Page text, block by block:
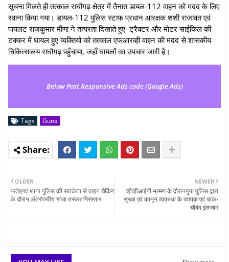
सूचना मिलते ही तत्काल राघौगढ़ क्षेत्र में तैनात डायल-112 वाहन को मदद के लिए
रवाना किया गया। डायल-112 पुलिस स्टाफ प्रधान आरक्षक शशी राजावत एवं
पायलट राजकुमार मीणा ने तत्परता दिखाते हुए ट्रैक्टर और मोटर साईकिल की
टक्कर में घायल हुए व्यक्तियों को तत्काल एफआरव्ही वाहन की मदद से शासकीय
चिकित्सालय राघौगढ़ पहुँचाया, जहाँ घायलों का उपचार जारी है।
Below Post Responsive Ads code (Google Ads)
Tags Guna
NEWER
व्हीव्हीआईपी भ्रमण के दौरानगुना पुलिस द्वारा
सुरक्षा एवं कानून व्यवस्था के व्यापक एवं चाक-
चौबंद इंतजाम
OLDER
फतेहगढ़ थाना पुलिस की सतर्कता से वाहन चैकिंग
के दौरान अंतर्राज्यीय गांजा तस्कर गिरफ्तार